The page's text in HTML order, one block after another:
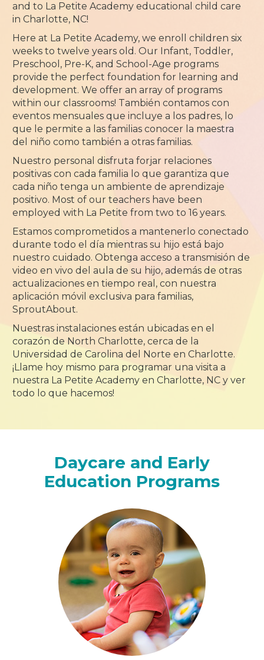
and to La Petite Academy educational child care
in Charlotte, NC!
Here at La Petite Academy, we enroll children six
weeks to twelve years old. Our Infant, Toddler,
Preschool, Pre-K, and School-Age programs
provide the perfect foundation for learning and
development. We offer an array of programs
within our classrooms! También contamos con
eventos mensuales que incluye a los padres, lo
que le permite a las familias conocer la maestra
del niño como también a otras familias.
Nuestro personal disfruta forjar relaciones
positivas con cada familia lo que garantiza que
cada niño tenga un ambiente de aprendizaje
positivo. Most of our teachers have been
employed with La Petite from two to 16 years.
Estamos comprometidos a mantenerlo conectado
durante todo el día mientras su hijo está bajo
nuestro cuidado. Obtenga acceso a transmisión de
video en vivo del aula de su hijo, además de otras
actualizaciones en tiempo real, con nuestra
aplicación móvil exclusiva para familias,
SproutAbout.
Nuestras instalaciones están ubicadas en el
corazón de North Charlotte, cerca de la
Universidad de Carolina del Norte en Charlotte.
¡Llame hoy mismo para programar una visita a
nuestra La Petite Academy en Charlotte, NC y ver
todo lo que hacemos!
Daycare and Early
Education Programs